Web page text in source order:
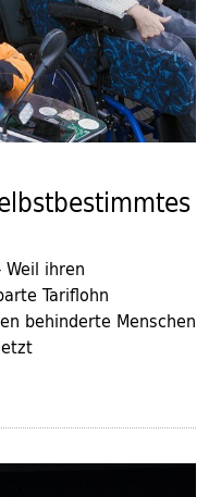
ihren
Tariflohn
behinderte Menschen